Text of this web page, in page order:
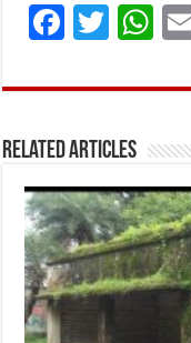
F
ce
o
o
k
T
it
r
W
at
A
p
p
Related Articles